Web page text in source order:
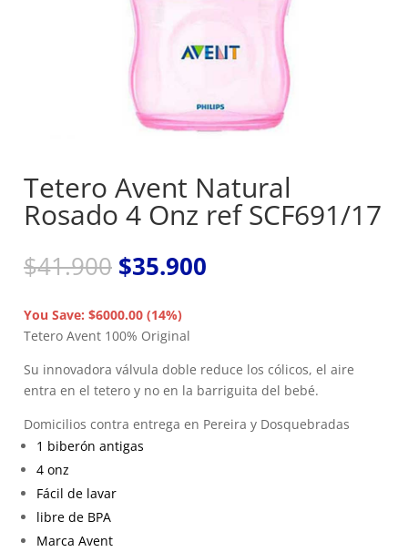
Tetero Avent Natural
Rosado 4 Onz ref SCF691/17
$41.900 El
precio
original
era:
$41.900.
$35.900
You Save: $6000.00 (14%)
Tetero Avent 100% Original
Su innovadora válvula doble reduce los cólicos, el aire
entra en el tetero y no en la barriguita del bebé.
Domicilios contra entrega en Pereira y Dosquebradas
1 biberón antigas
4 onz
Fácil de lavar
libre de BPA
Marca Avent